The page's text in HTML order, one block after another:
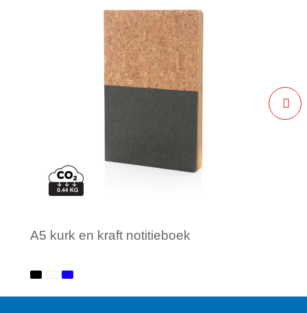
A5 kurk en kraft notitieboek